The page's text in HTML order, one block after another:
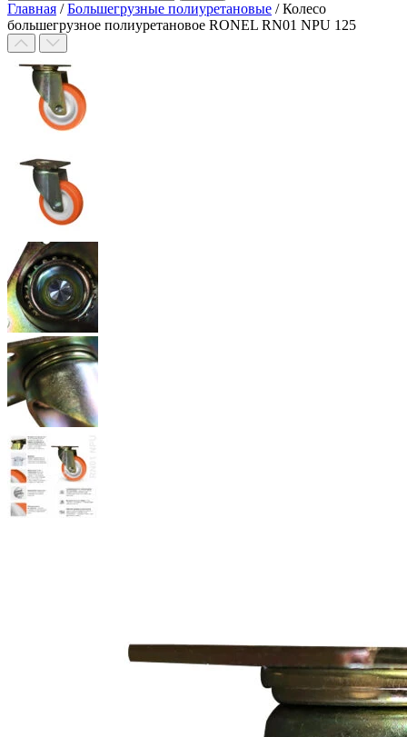
Главная /Большегрузные полиуретановые /Колесо
большегрузное полиуретановое RONEL RN01 NPU 125